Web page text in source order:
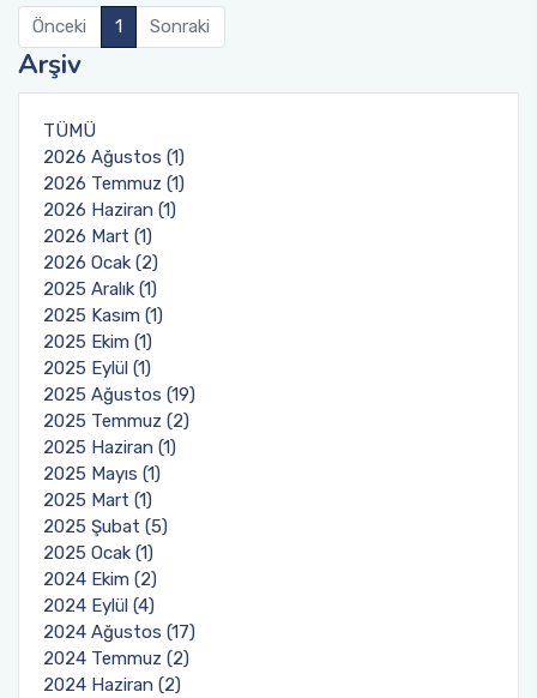
Önceki 1 Sonraki
Arşiv
TÜMÜ
2026 Ağustos (1)
2026 Temmuz (1)
2026 Haziran (1)
2026 Mart (1)
2026 Ocak (2)
2025 Aralık (1)
2025 Kasım (1)
2025 Ekim (1)
2025 Eylül (1)
2025 Ağustos (19)
2025 Temmuz (2)
2025 Haziran (1)
2025 Mayıs (1)
2025 Mart (1)
2025 Şubat (5)
2025 Ocak (1)
2024 Ekim (2)
2024 Eylül (4)
2024 Ağustos (17)
2024 Temmuz (2)
2024 Haziran (2)
Türk Halk Müziği Korosu
Mezun Takip Komisyonu
Tanıtım ve Medya Koordinatörlüğü
Akreditasyon Kurulu
Ölçme ve Değerlendirme Komisyonu